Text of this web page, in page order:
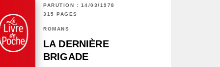
PARUTION : 14/03/1978
315 PAGES
ROMANS
LA DERNIÈRE
BRIGADE